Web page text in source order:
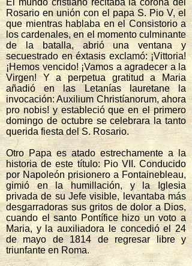
El mundo cristiano recitaba la corona del
Rosario en unión con el papa S. Pio V, el
que mientras hablaba en el Consistorio a
los cardenales, en el momento culminante
de la batalla, abrió una ventana y
secuestrado en éxtasis exclamó: ¡Vittoria!
¡Hemos vencido! ¡Vamos a agradecer a la
Virgen! Y a perpetua gratitud a Maria
añadió en las Letanías lauretane la
invocación: Auxilium Christíanorum, ahora
pro nobis! y estableció que en el primero
domingo de octubre se celebrara la tanto
querida fiesta del S. Rosario.
Otro Papa es atado estrechamente a la
historia de este título: Pio VII. Conducido
por Napoleón prisionero a Fontainebleau,
gimió en la humillación, y la Iglesia
privada de su Jefe visible, levantaba más
desgarradoras sus gritos de dolor a Dios,
cuando el santo Pontífice hizo un voto a
Maria, y la auxiliadora le concedió el 24
de mayo de 1814 de regresar libre y
triunfante en Roma.